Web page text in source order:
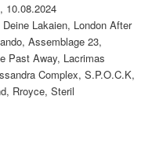
10.08.2024
Lakaien, London After
Assemblage 23,
Past Away, Lacrimas
Complex, S.P.O.C.K,
Rroyce, Steril